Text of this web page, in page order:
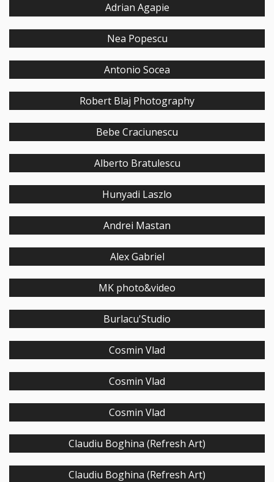
Adrian Agapie
Nea Popescu
Antonio Socea
Robert Blaj Photography
Bebe Craciunescu
Alberto Bratulescu
Hunyadi Laszlo
Andrei Mastan
Alex Gabriel
MK photo&video
Burlacu'Studio
Cosmin Vlad
Cosmin Vlad
Cosmin Vlad
Claudiu Boghina (Refresh Art)
Claudiu Boghina (Refresh Art)